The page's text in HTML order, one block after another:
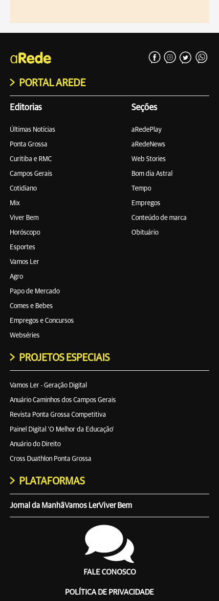
PORTAL AREDE
Editorias
Últimas Notícias
Ponta Grossa
Curitiba e RMC
Campos Gerais
Cotidiano
Mix
Viver Bem
Horóscopo
Esportes
Vamos Ler
Agro
Papo de Mercado
Comes e Bebes
Empregos e Concursos
Webséries
Seções
aRedePlay
aRedeNews
Web Stories
Bom dia Astral
Tempo
Empregos
Conteúdo de marca
Obituário
PROJETOS ESPECIAIS
Vamos Ler - Geração Digital
Anuário Caminhos dos Campos Gerais
Revista Ponta Grossa Competitiva
Painel Digital 'O Melhor da Educação'
Anuário do Direito
Cross Duathlon Ponta Grossa
PLATAFORMAS
Jornal da ManhãVamos LerViver Bem
FALE CONOSCO
POLÍTICA DE PRIVACIDADE